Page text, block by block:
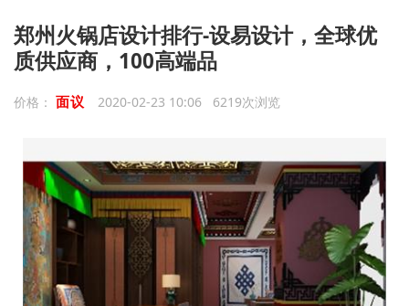
郑州火锅店设计排行-设易设计，全球优
质供应商，100高端品
价格： 面议 2020-02-23 10:06 6219次浏览